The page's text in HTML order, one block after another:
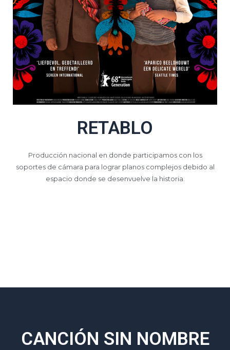
RETABLO
Producción nacional en donde participamos con los
soportes de cámara para lograr planos complejos debido al
espacio donde se desenvuelve la historia.
CANCIÓN SIN NOMBRE